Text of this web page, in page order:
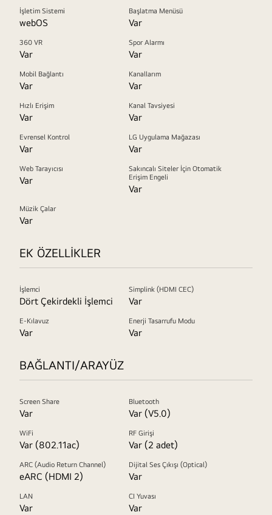
İşletim Sistemi
webOS
Başlatma Menüsü
Var
360 VR
Var
Spor Alarmı
Var
Mobil Bağlantı
Var
Kanallarım
Var
Hızlı Erişim
Var
Kanal Tavsiyesi
Var
Evrensel Kontrol
Var
LG Uygulama Mağazası
Var
Web Tarayıcısı
Var
Sakıncalı Siteler İçin Otomatik
Erişim Engeli
Var
Müzik Çalar
Var
EK ÖZELLİKLER
İşlemci
Dört Çekirdekli İşlemci
Simplink (HDMI CEC)
Var
E-Kılavuz
Var
Enerji Tasarrufu Modu
Var
BAĞLANTI/ARAYÜZ
Screen Share
Var
Bluetooth
Var (V5.0)
WiFi
Var (802.11ac)
RF Girişi
Var (2 adet)
ARC (Audio Return Channel)
eARC (HDMI 2)
Dijital Ses Çıkışı (Optical)
Var
LAN
Var
CI Yuvası
Var